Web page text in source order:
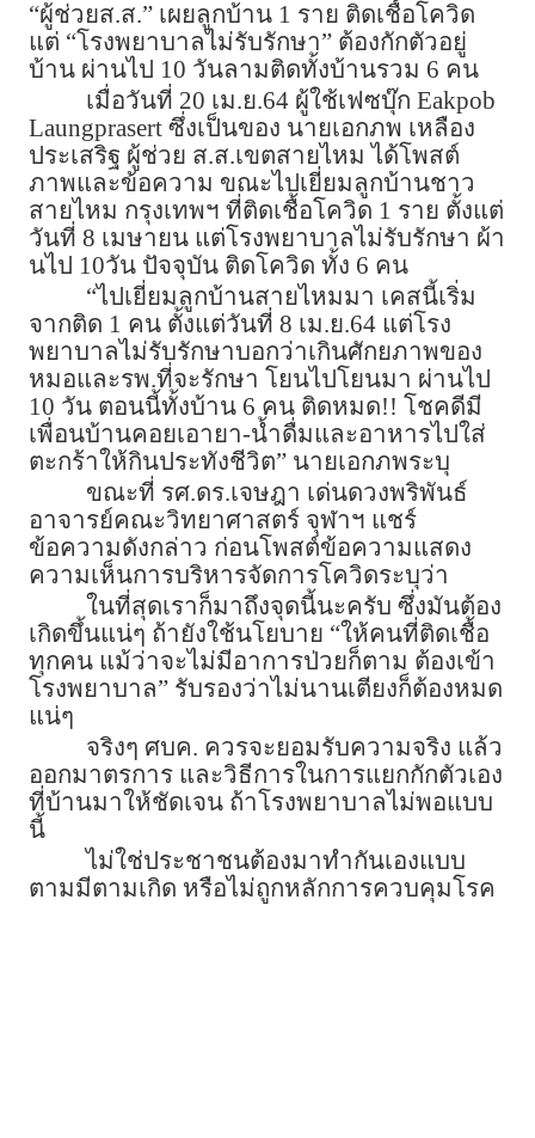
“ผู้ช่วยส.ส.” เผยลูกบ้าน 1 ราย ติดเชื้อโควิด
แต่ “โรงพยาบาลไม่รับรักษา” ต้องกักตัวอยู่
บ้าน ผ่านไป 10 วันลามติดทั้งบ้านรวม 6 คน
เมื่อวันที่ 20 เม.ย.64 ผู้ใช้เฟซบุ๊ก Eakpob
Laungprasert ซึ่งเป็นของ นายเอกภพ เหลือง
ประเสริฐ ผู้ช่วย ส.ส.เขตสายไหม ได้โพสต์
ภาพและข้อความ ขณะไปเยี่ยมลูกบ้านชาว
สายไหม กรุงเทพฯ ที่ติดเชื้อโควิด 1 ราย ตั้งแต่
วันที่ 8 เมษายน แต่โรงพยาบาลไม่รับรักษา ผ้า
นไป 10วัน ปัจจุบัน ติดโควิด ทั้ง 6 คน
“ไปเยี่ยมลูกบ้านสายไหมมา เคสนี้เริ่ม
จากติด 1 คน ตั้งแต่วันที่ 8 เม.ย.64 แต่โรง
พยาบาลไม่รับรักษาบอกว่าเกินศักยภาพของ
หมอและรพ.ที่จะรักษา โยนไปโยนมา ผ่านไป
10 วัน ตอนนี้ทั้งบ้าน 6 คน ติดหมด!! โชคดีมี
เพื่อนบ้านคอยเอายา-น้ำดื่มและอาหารไปใส่
ตะกร้าให้กินประทังชีวิต” นายเอกภพระบุ
ขณะที่ รศ.ดร.เจษฎา เด่นดวงพริพันธ์
อาจารย์คณะวิทยาศาสตร์ จุฬาฯ แชร์
ข้อความดังกล่าว ก่อนโพสต์ข้อความแสดง
ความเห็นการบริหารจัดการโควิดระบุว่า
ในที่สุดเราก็มาถึงจุดนี้นะครับ ซึ่งมันต้อง
เกิดขึ้นแน่ๆ ถ้ายังใช้นโยบาย “ให้คนที่ติดเชื้อ
ทุกคน แม้ว่าจะไม่มีอาการป่วยก็ตาม ต้องเข้า
โรงพยาบาล” รับรองว่าไม่นานเตียงก็ต้องหมด
แน่ๆ
จริงๆ ศบค. ควรจะยอมรับความจริง แล้ว
ออกมาตรการ และวิธีการในการแยกกักตัวเอง
ที่บ้านมาให้ชัดเจน ถ้าโรงพยาบาลไม่พอแบบ
นี้
ไม่ใช่ประชาชนต้องมาทำกันเองแบบ
ตามมีตามเกิด หรือไม่ถูกหลักการควบคุมโรค